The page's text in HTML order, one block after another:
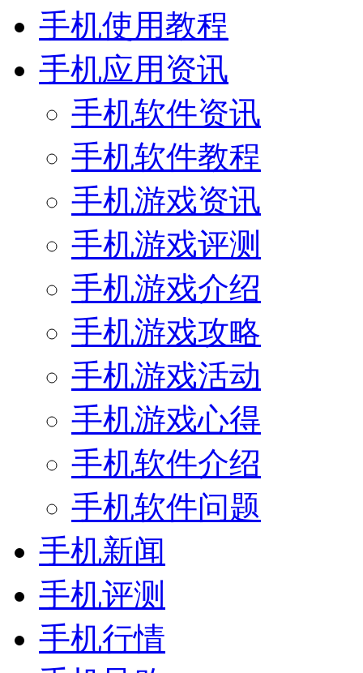
手机使用教程
手机应用资讯
手机软件资讯
手机软件教程
手机游戏资讯
手机游戏评测
手机游戏介绍
手机游戏攻略
手机游戏活动
手机游戏心得
手机软件介绍
手机软件问题
手机新闻
手机评测
手机行情